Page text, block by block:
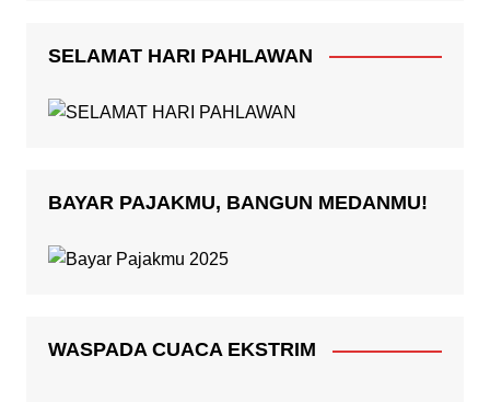
SELAMAT HARI PAHLAWAN
BAYAR PAJAKMU, BANGUN MEDANMU!
WASPADA CUACA EKSTRIM